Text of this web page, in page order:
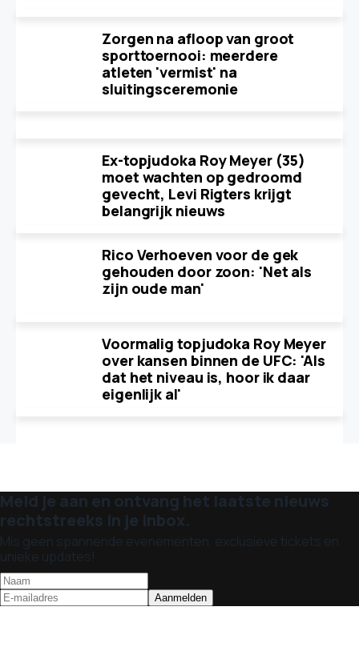
Zorgen na afloop van groot
sporttoernooi: meerdere
atleten 'vermist' na
sluitingsceremonie
Ex-topjudoka Roy Meyer (35)
moet wachten op gedroomd
gevecht, Levi Rigters krijgt
belangrijk nieuws
Rico Verhoeven voor de gek
gehouden door zoon: 'Net als
zijn oude man'
Voormalig topjudoka Roy Meyer
over kansen binnen de UFC: 'Als
dat het niveau is, hoor ik daar
eigenlijk al'
Meld je aan en ontvang het laatste nieuws
rechtstreeks in je inbox.
Mis geen spannende evenementen, exclusieve tickets en
unieke updates!